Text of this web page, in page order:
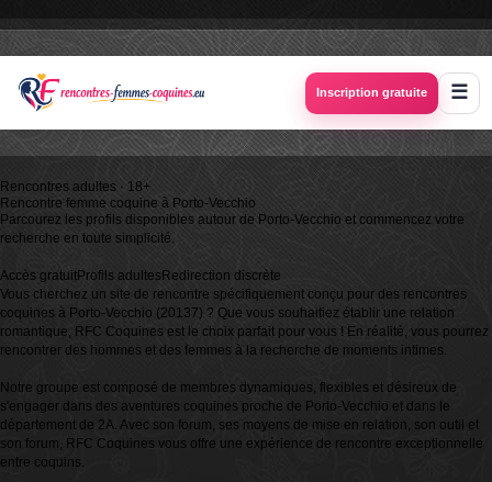
Inscription gratuite
Rencontres adultes · 18+
Rencontre femme coquine à Porto-Vecchio
Parcourez les profils disponibles autour de Porto-Vecchio et commencez votre
recherche en toute simplicité.
Accès gratuitProfils adultes Redirection discrète
Vous cherchez un site de rencontre spécifiquement conçu pour des rencontres
coquines à Porto-Vecchio (20137) ? Que vous souhaitiez établir une relation
romantique, RFC Coquines est le choix parfait pour vous ! En réalité, vous pourrez
rencontrer des hommes et des femmes à la recherche de moments intimes.
Notre groupe est composé de membres dynamiques, flexibles et désireux de
s'engager dans des aventures coquines proche de Porto-Vecchio et dans le
département de 2A. Avec son forum, ses moyens de mise en relation, son outil et
son forum, RFC Coquines vous offre une expérience de rencontre exceptionnelle
entre coquins.